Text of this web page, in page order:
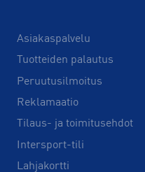
Asiakaspalvelu
Tuotteiden palautus
Peruutusilmoitus
Reklamaatio
Tilaus- ja toimitusehdot
Intersport-tili
Lahjakortti